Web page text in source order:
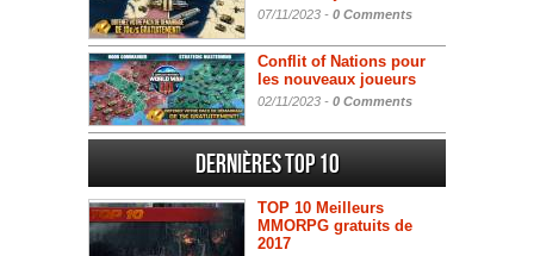
07/11/2023 - 0 Comments
Conflit of Nations pour
les nouveaux joueurs
02/11/2023 - 0 Comments
Dernières Top 10
TOP 10 Meilleurs
MMORPG gratuits de
2017